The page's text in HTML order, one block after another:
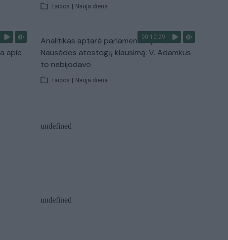
Laidos | Nauja diena
apie
00:10:29
Analitikas aptarė parlamentarų ir G.
Nausėdos atostogų klausimą: V. Adamkus
to nebijodavo
Laidos | Nauja diena